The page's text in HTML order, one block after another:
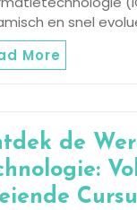
en snel
More
de